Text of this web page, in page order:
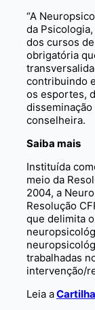
“A
da
dos cursos
obrigatória
contribuindo
os esportes,
disseminação
conselheira.
Saiba mais
Instituída
meio da
2004, a
Resolução
que delimita
trabalhadas
intervenção/
Leia a